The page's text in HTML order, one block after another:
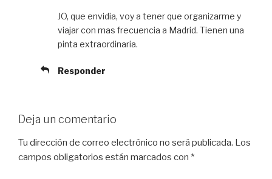
JO, que envidia, voy a tener que organizarme y
viajar con mas frecuencia a Madrid. Tienen una
pinta extraordinaria.
Responder
Deja un comentario
Tu dirección de correo electrónico no será publicada. Los
campos obligatorios están marcados con *